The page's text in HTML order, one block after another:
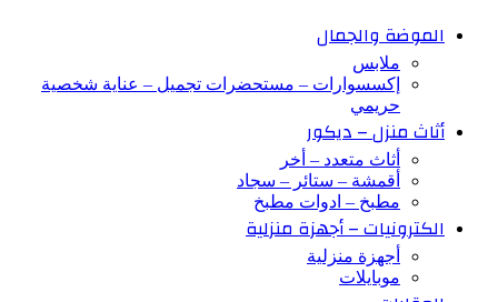
الموضة والجمال
ملابس
إكسسوارات – مستحضرات تجميل – عناية شخصية
حريمي
أثاث منزل – ديكور
أثاث متعدد – أخر
أقمشة – ستائر – سجاد
مطبخ – ادوات مطبخ
الكترونيات – أجهزة منزلية
أجهزة منزلية
موبايلات